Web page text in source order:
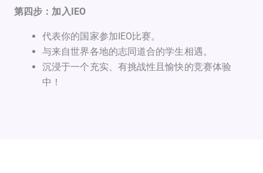
第四步：加入IEO
代表你的国家参加IEO比赛。
与来自世界各地的志同道合的学生相遇。
沉浸于一个充实、有挑战性且愉快的竞赛体验
中！